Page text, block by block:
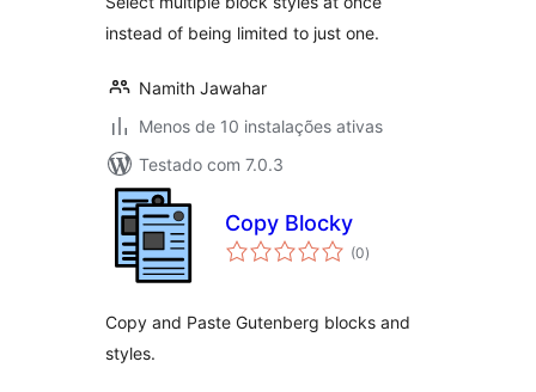
instead of being limited to just one.
Namith Jawahar
Menos de 10 instalações ativas
Testado com 7.0.3
Copy Blocky
(0avaliações
totais
)
Copy and Paste Gutenberg blocks and
styles.